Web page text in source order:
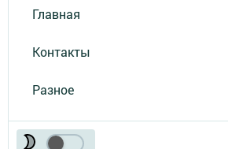
Главная
Контакты
Разное